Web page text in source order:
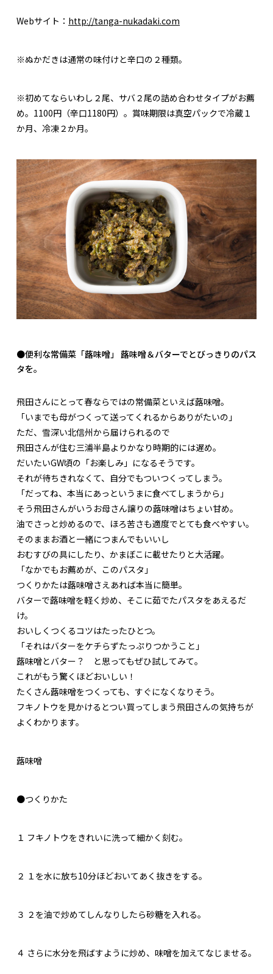
Webサイト： http://tanga-nukadaki.com
※ぬかだきは通常の味付けと辛口の２種類。
※初めてならいわし２尾、サバ２尾の詰め合わせタイプがお薦
め。1100円（辛口1180円）。賞味期限は真空パックで冷蔵１
か月、冷凍２か月。
●便利な常備菜「蕗味噌」 蕗味噌＆バターでとびっきりのパス
タを。
飛田さんにとって春ならではの常備菜といえば蕗味噌。
「いまでも母がつくって送ってくれるからありがたいの」
ただ、雪深い北信州から届けられるので
飛田さんが住む三浦半島よりかなり時期的には遅め。
だいたいGW頃の「お楽しみ」になるそうです。
それが待ちきれなくて、自分でもついつくってしまう。
「だってね、本当にあっというまに食べてしまうから」
そう飛田さんがいうお母さん譲りの蕗味噌はちょい甘め。
油でさっと炒めるので、ほろ苦さも適度でとても食べやすい。
そのままお酒と一緒につまんでもいいし
おむすびの具にしたり、かまぼこに載せたりと大活躍。
「なかでもお薦めが、このパスタ」
つくりかたは蕗味噌さえあれば本当に簡単。
バターで蕗味噌を軽く炒め、そこに茹でたパスタをあえるだ
け。
おいしくつくるコツはたったひとつ。
「それはバターをケチらずたっぷりつかうこと」
蕗味噌とバター？ と思ってもぜひ試してみて。
これがもう驚くほどおいしい！
たくさん蕗味噌をつくっても、すぐになくなりそう。
フキノトウを見かけるとつい買ってしまう飛田さんの気持ちが
よくわかります。
蕗味噌
●つくりかた
１ フキノトウをきれいに洗って細かく刻む。
２ １を水に放ち10分ほどおいてあく抜きをする。
３ ２を油で炒めてしんなりしたら砂糖を入れる。
４ さらに水分を飛ばすように炒め、味噌を加えてなじませる。